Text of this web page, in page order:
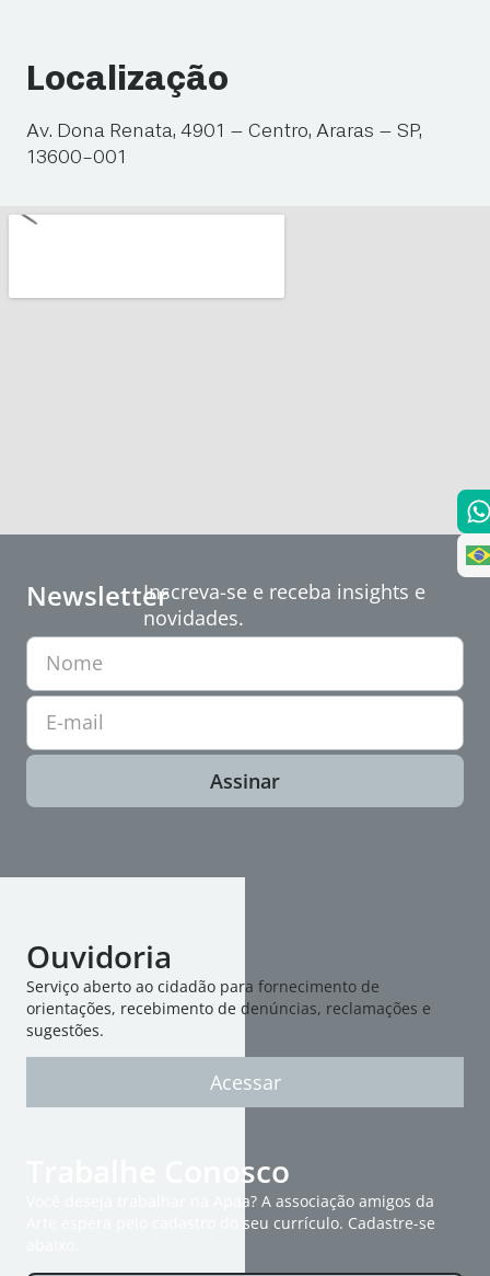
Localização
Av. Dona Renata, 4901 – Centro, Araras – SP,
13600-001
NewsletterInscreva-se e receba insights e
novidades.
Nome
E-mail
Assinar
Ouvidoria
Serviço aberto ao cidadão para fornecimento de
orientações, recebimento de denúncias, reclamações e
sugestões.
Acessar
Trabalhe Conosco
Você deseja trabalhar na Apaa? A associação amigos da
Arte espera pelo cadastro do seu currículo. Cadastre-se